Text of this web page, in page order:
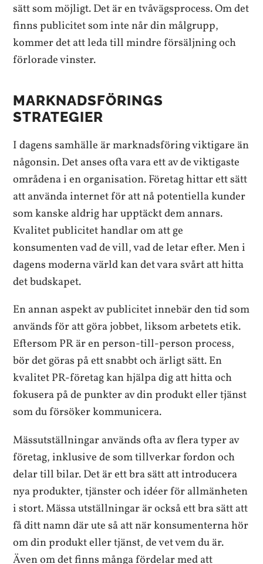
sätt som möjligt. Det är en tvåvägsprocess. Om det
finns publicitet som inte når din målgrupp,
kommer det att leda till mindre försäljning och
förlorade vinster.
MARKNADSFÖRINGS
STRATEGIER
I dagens samhälle är marknadsföring viktigare än
någonsin. Det anses ofta vara ett av de viktigaste
områdena i en organisation. Företag hittar ett sätt
att använda internet för att nå potentiella kunder
som kanske aldrig har upptäckt dem annars.
Kvalitet publicitet handlar om att ge
konsumenten vad de vill, vad de letar efter. Men i
dagens moderna värld kan det vara svårt att hitta
det budskapet.
En annan aspekt av publicitet innebär den tid som
används för att göra jobbet, liksom arbetets etik.
Eftersom PR är en person-till-person process,
bör det göras på ett snabbt och ärligt sätt. En
kvalitet PR-företag kan hjälpa dig att hitta och
fokusera på de punkter av din produkt eller tjänst
som du försöker kommunicera.
Mässutställningar används ofta av flera typer av
företag, inklusive de som tillverkar fordon och
delar till bilar. Det är ett bra sätt att introducera
nya produkter, tjänster och idéer för allmänheten
i stort. Mässa utställningar är också ett bra sätt att
få ditt namn där ute så att när konsumenterna hör
om din produkt eller tjänst, de vet vem du är.
Även om det finns många fördelar med att